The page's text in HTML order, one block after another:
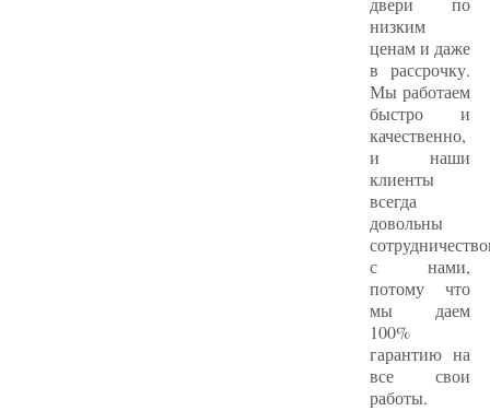
низким
ценам и даже
в рассрочку.
Мы работаем
быстро и
качественно,
и наши
клиенты
всегда
довольны
с нами,
потому что
мы даем
100%
гарантию на
все свои
работы.